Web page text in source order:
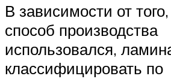
В зависимости от
способ производства
использовался,
классифицировать по